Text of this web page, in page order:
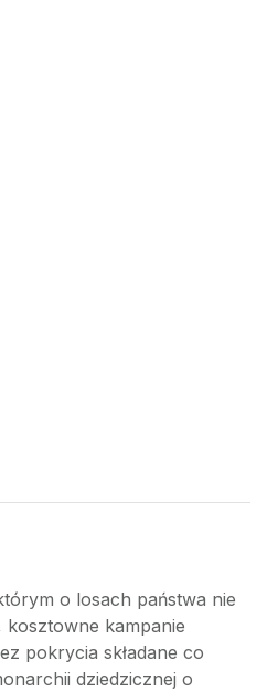
o losach państwa nie
kosztowne kampanie
pokrycia składane co
dziedzicznej o